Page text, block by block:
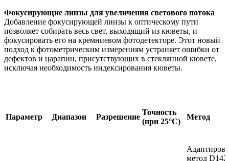
Фокусирующие линзы для увеличения светового потока
Добавление фокусирующей линзы к оптическому пути
позволяет собирать весь свет, выходящий из кюветы, и
фокусировать его на кремниевом фотодетекторе. Этот новый
подход к фотометрическим измерениям устраняет ошибки от
дефектов и царапин, присутствующих в стеклянной кювете,
исключая необходимость индексирования кюветы.
Параметр Диапазон Разрешение
Точность
(при 25°C)
Метод
метод